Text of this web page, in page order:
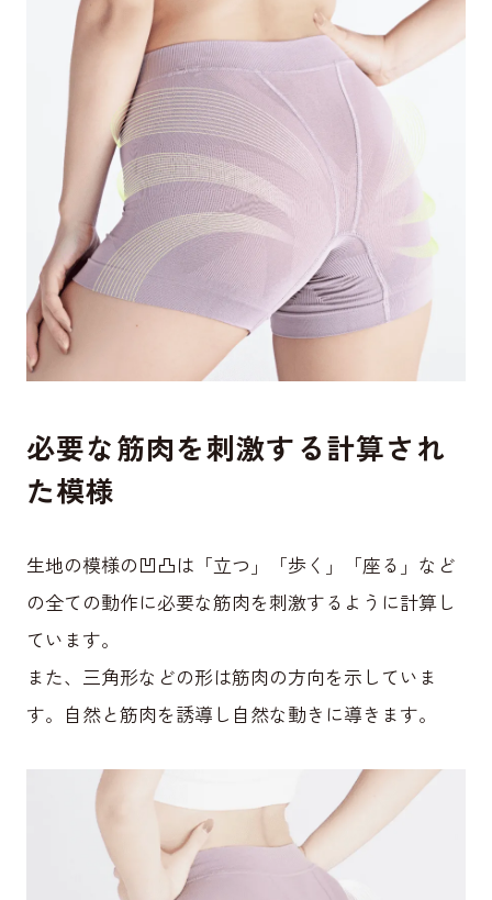
必要な筋肉を刺激する計算され
た模様
生地の模様の凹凸は「立つ」「歩く」「座る」など
の全ての動作に必要な筋肉を刺激するように計算し
ています。
また、三角形などの形は筋肉の方向を示していま
す。自然と筋肉を誘導し自然な動きに導きます。